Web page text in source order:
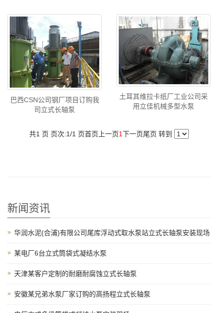
巴西CSN公司钢厂项目订购我
司立式长轴泵
土耳其维拉卡纸厂工业公司采
用立佳机械多型水泵
共1 页 页次:1/1 页首页 上一页1下一页尾页 转到
新闻资讯
华润水泥(合浦)有限公司尾库浮动式取水泵站立式长轴泵安装现场
某电厂6台立式筒袋式凝结水泵
天津某客户定制的耐磨耐腐蚀立式长轴泵
安徽某兄弟水泵厂家订购的高扬程立式长轴泵